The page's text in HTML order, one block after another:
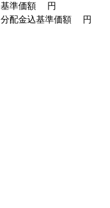
基準価額
円
分配金込基準価額
円